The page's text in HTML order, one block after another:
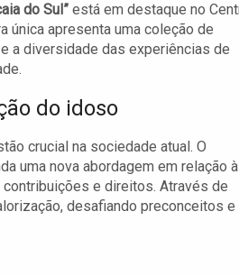
do Sul” está em destaque no
única apresenta uma coleção de
a diversidade das experiências de
do idoso
crucial na sociedade atual. O
uma nova abordagem em relação
e direitos. Através de
desafiando preconceitos e